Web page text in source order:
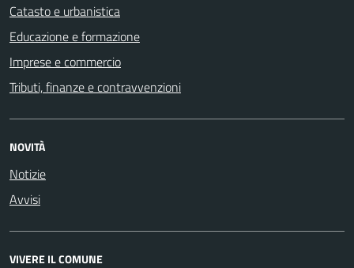
Catasto e urbanistica
Educazione e formazione
Imprese e commercio
Tributi, finanze e contravvenzioni
NOVITÀ
Notizie
Avvisi
VIVERE IL COMUNE